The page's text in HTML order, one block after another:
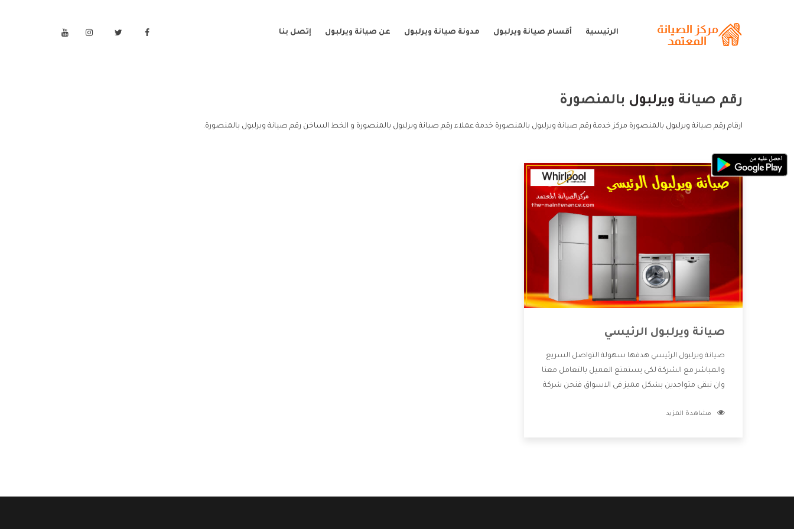
الرئيسية أقسام صيانة ويرلبول مدونة صيانة ويرلبول عن صيانة ويرلبول إتصل بنا
رقم صيانة ويرلبول بالمنصورة
ارقام رقم صيانة ويرلبول بالمنصورة مركز خدمة رقم صيانة ويرلبول بالمنصورة خدمة عملاء رقم صيانة ويرلبول بالمنصورة و الخط الساخن رقم صيانة ويرلبول بالمنصورة.
صيانة ويرلبول الرئيسي
صيانة ويرلبول الرئيسي هدفها سهولة التواصل السريع
والمباشر مع الشركة لكى يستمتع العميل بالتعامل معنا
وان نبقى متواجدين بشكل مميز فى الاسواق فنحن شركة
بالخدمات التى تنفرد الشركة بها والتى تكون منها خدمة
مشاهدة المزيد